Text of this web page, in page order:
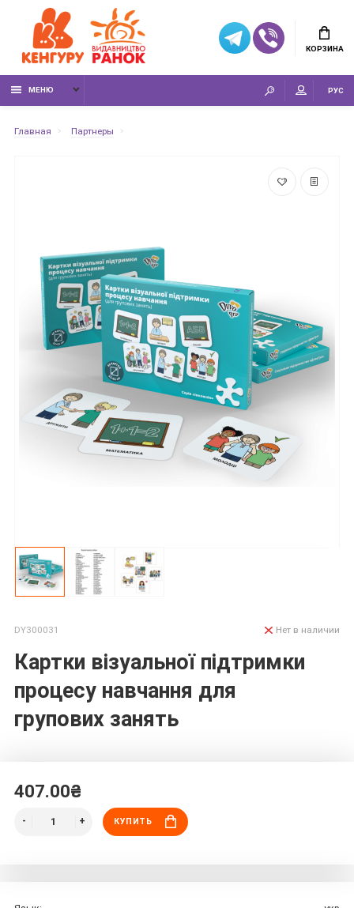
КОРЗИНА
МЕНЮ РУС
Главная Партнеры
DY300031
Картки візуальної підтримки
процесу навчання для
групових занять
Нет в наличии
407.00₴
КУПИТЬ